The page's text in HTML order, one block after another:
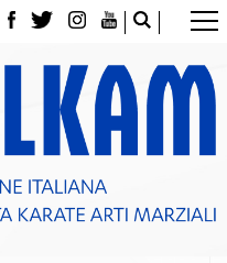
e Tesseramenti
con più di 100 atleti